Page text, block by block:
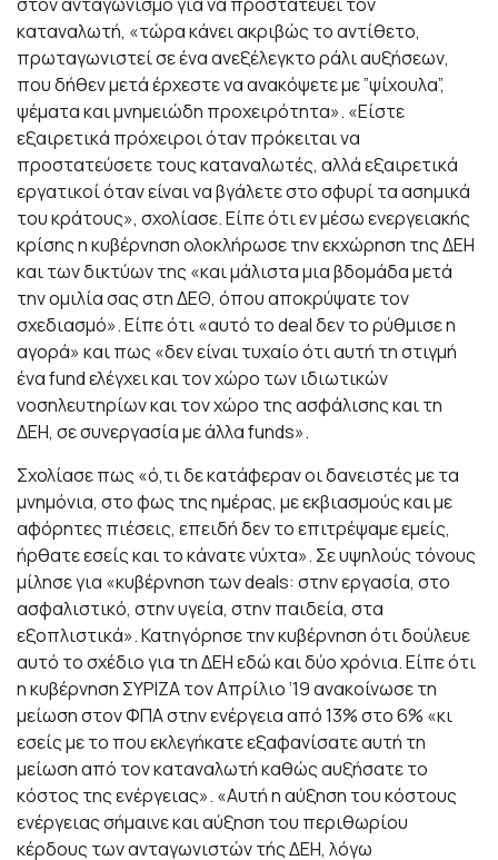
στον ανταγωνισμό για να προστατεύει τον
καταναλωτή, «τώρα κάνει ακριβώς το αντίθετο,
πρωταγωνιστεί σε ένα ανεξέλεγκτο ράλι αυξήσεων,
που δήθεν μετά έρχεστε να ανακόψετε με ”ψίχουλα”,
ψέματα και μνημειώδη προχειρότητα». «Είστε
εξαιρετικά πρόχειροι όταν πρόκειται να
προστατεύσετε τους καταναλωτές, αλλά εξαιρετικά
εργατικοί όταν είναι να βγάλετε στο σφυρί τα ασημικά
του κράτους», σχολίασε. Είπε ότι εν μέσω ενεργειακής
κρίσης η κυβέρνηση ολοκλήρωσε την εκχώρηση της ΔΕΗ
και των δικτύων της «και μάλιστα μια βδομάδα μετά
την ομιλία σας στη ΔΕΘ, όπου αποκρύψατε τον
σχεδιασμό». Είπε ότι «αυτό το deal δεν το ρύθμισε η
αγορά» και πως «δεν είναι τυχαίο ότι αυτή τη στιγμή
ένα fund ελέγχει και τον χώρο των ιδιωτικών
νοσηλευτηρίων και τον χώρο της ασφάλισης και τη
ΔΕΗ, σε συνεργασία με άλλα funds».
Σχολίασε πως «ό,τι δε κατάφεραν οι δανειστές με τα
μνημόνια, στο φως της ημέρας, με εκβιασμούς και με
αφόρητες πιέσεις, επειδή δεν το επιτρέψαμε εμείς,
ήρθατε εσείς και το κάνατε νύχτα». Σε υψηλούς τόνους
μίλησε για «κυβέρνηση των deals: στην εργασία, στο
ασφαλιστικό, στην υγεία, στην παιδεία, στα
εξοπλιστικά». Κατηγόρησε την κυβέρνηση ότι δούλευε
αυτό το σχέδιο για τη ΔΕΗ εδώ και δύο χρόνια. Είπε ότι
η κυβέρνηση ΣΥΡΙΖΑ τον Απρίλιο ‘19 ανακοίνωσε τη
μείωση στον ΦΠΑ στην ενέργεια από 13% στο 6% «κι
εσείς με το που εκλεγήκατε εξαφανίσατε αυτή τη
μείωση από τον καταναλωτή καθώς αυξήσατε το
κόστος της ενέργειας». «Αυτή η αύξηση του κόστους
ενέργειας σήμαινε και αύξηση του περιθωρίου
κέρδους των ανταγωνιστών τής ΔΕΗ, λόγω